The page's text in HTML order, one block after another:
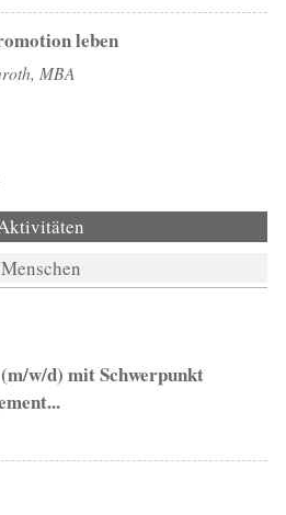
leben
MBA
Menschen
w/d) mit Schwerpunkt